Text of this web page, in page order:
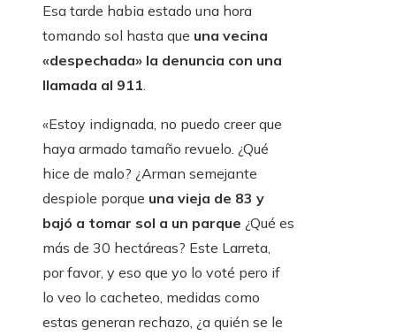
Esa tarde habia estado una hora
tomando sol hasta que una vecina
«despechada» la denuncia con una
llamada al 911
«Estoy indignada, no puedo creer que
haya armado tamaño revuelo. ¿Qué
hice de malo? ¿Arman semejante
despiole porque una vieja de 83 y
bajó a tomar sol a un parque ¿Qué es
más de 30 hectáreas? Este Larreta,
por favor, y eso que yo lo voté pero if
lo veo lo cacheteo, medidas como
estas generan rechazo, ¿a quién se le